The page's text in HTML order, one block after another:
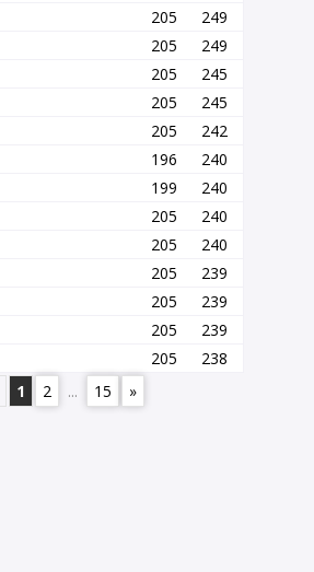
205
249
205
249
205
245
205
245
205
242
196
240
199
240
205
240
205
240
205
239
205
239
205
239
205
238
1 2 ... 15 »